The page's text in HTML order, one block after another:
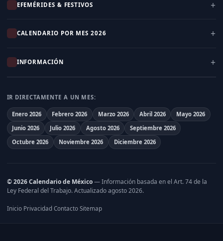
EFEMÉRIDES & FESTIVOS
CALENDARIO POR MES 2026
INFORMACIÓN
IR DIRECTAMENTE A UN MES:
Enero 2026 Febrero 2026 Marzo 2026 Abril 2026
Mayo 2026
Junio 2026
Julio 2026 Agosto 2026
Septiembre 2026
Octubre 2026
Noviembre 2026 Diciembre 2026
© 2026 Calendario de México— Información basada en el Art. 74 de la
Ley Federal del Trabajo. Actualizado agosto 2026.
Inicio· Privacidad Contacto· Sitemap